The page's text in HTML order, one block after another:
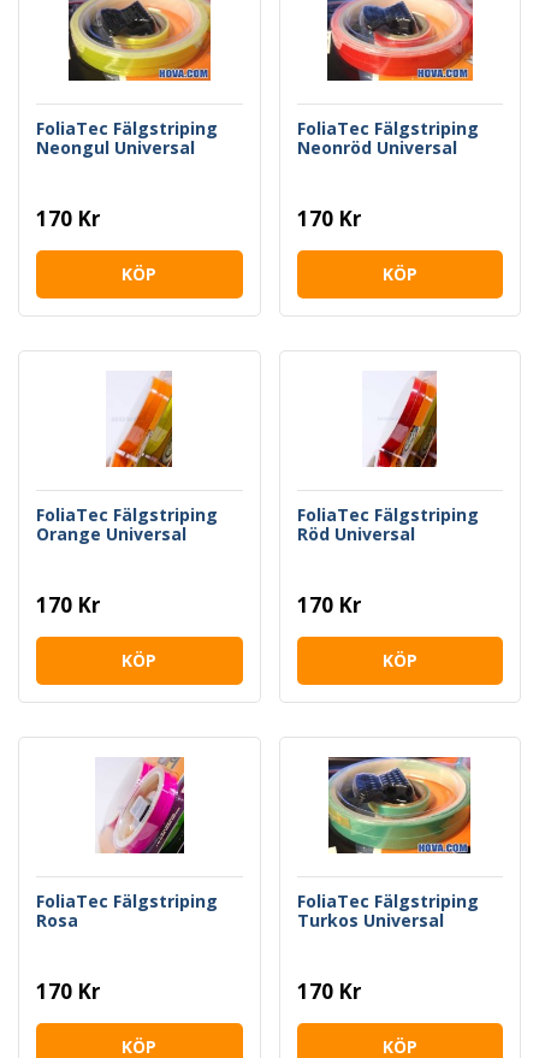
FoliaTec Fälgstriping
Neongul Universal
170 Kr
KÖP
FoliaTec Fälgstriping
Neonröd Universal
170 Kr
KÖP
FoliaTec Fälgstriping
Orange Universal
170 Kr
KÖP
FoliaTec Fälgstriping
Röd Universal
170 Kr
KÖP
FoliaTec Fälgstriping
Rosa
170 Kr
KÖP
FoliaTec Fälgstriping
Turkos Universal
170 Kr
KÖP